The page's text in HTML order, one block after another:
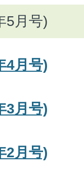
5月号)
4月号)
3月号)
2月号)